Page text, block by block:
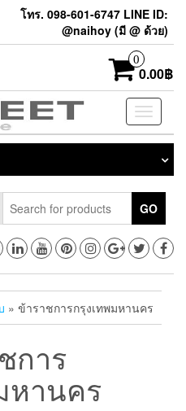
โทร. 098-601-6747 LINE ID:
@naihoy (มี @ ด้วย)
0
0.00฿
Toggle
GO
» ข้าราชการกรุงเทพมหานคร
การ
หานคร